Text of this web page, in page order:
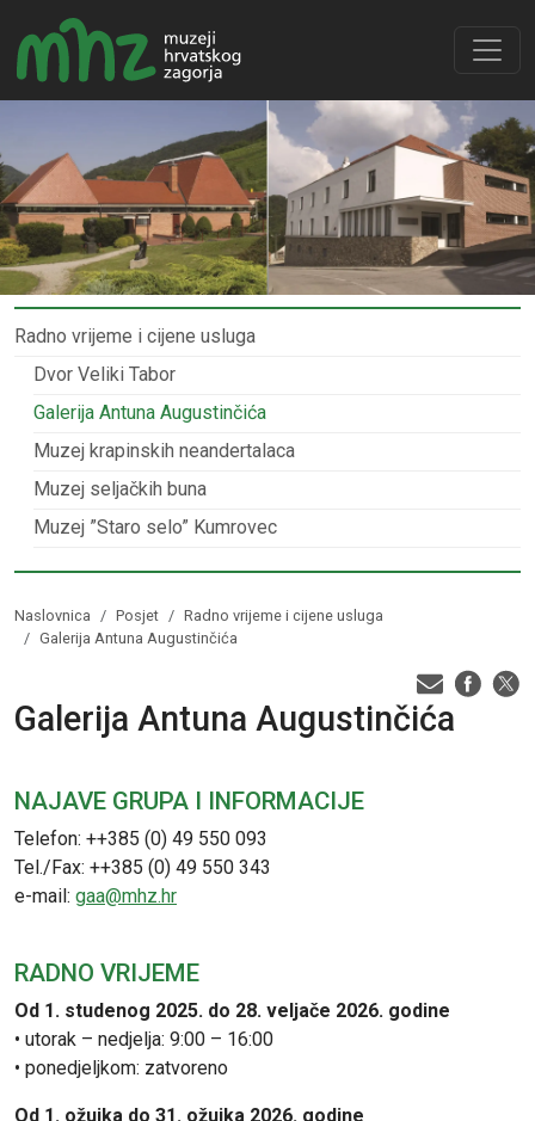
Radno vrijeme i cijene usluga
Dvor Veliki Tabor
Galerija Antuna Augustinčića
Muzej krapinskih neandertalaca
Muzej seljačkih buna
Muzej ”Staro selo” Kumrovec
Naslovnica Posjet
Radno vrijeme i cijene usluga
Galerija Antuna Augustinčića
Galerija Antuna Augustinčića
NAJAVE GRUPA I INFORMACIJE
Telefon: ++385 (0) 49 550 093
Tel./Fax: ++385 (0) 49 550 343
e-mail: gaa@mhz.hr
RADNO VRIJEME
Od 1. studenog 2025. do 28. veljače 2026. godine
• utorak – nedjelja: 9:00 – 16:00
• ponedjeljkom: zatvoreno
Od 1. ožujka do 31. ožujka 2026. godine